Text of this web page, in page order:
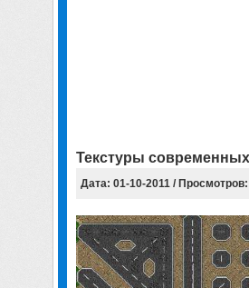
Текстуры
Дата: 01-10-2011 /